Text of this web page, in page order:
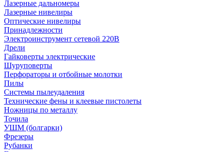
Лазерные дальномеры
Лазерные нивелиры
Оптические нивелиры
Принадлежности
Электроинструмент сетевой 220В
Дрели
Гайковерты электрические
Шуруповерты
Перфораторы и отбойные молотки
Пилы
Системы пылеудаления
Технические фены и клеевые пистолеты
Ножницы по металлу
Точила
УШМ (болгарки)
Фрезеры
Рубанки